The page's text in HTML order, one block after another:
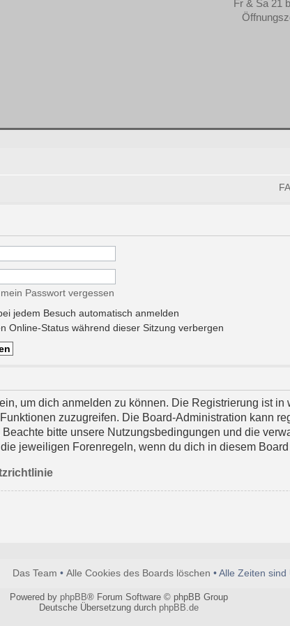
Passwort vergessen
jedem Besuch automatisch anmelden
Online-Status während dieser Sitzung verbergen
um dich anmelden zu können. Die Registrierung ist in
zuzugreifen. Die Board-Administration kann
bitte unsere Nutzungsbedingungen und die
jeweiligen Forenregeln, wenn du dich in diesem
Das Team • Alle Cookies des Boards löschen • Alle Zeiten
Powered by phpBB® Forum Software © phpBB Group
Deutsche Übersetzung durch phpBB.de
Fr & Sa 21